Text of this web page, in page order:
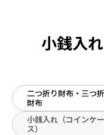
小銭入
二つ折り財布・三つ
財布
小銭入れ（コインケー
ス）